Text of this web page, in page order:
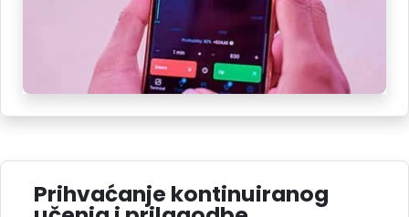
Prihvaćanje kontinuiranog